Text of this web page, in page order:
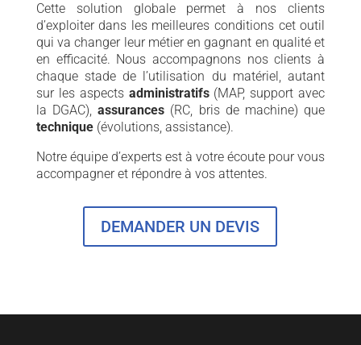
Cette solution globale permet à nos clients
d’exploiter dans les meilleures conditions cet outil
qui va changer leur métier en gagnant en qualité et
en efficacité. Nous accompagnons nos clients à
chaque stade de l’utilisation du matériel, autant
sur les aspects administratifs(MAP, support avec
la DGAC),assurances (RC, bris de machine) que
technique(évolutions, assistance).
Notre équipe d’experts est à votre écoute pour vous
accompagner et répondre à vos attentes.
DEMANDER UN DEVIS